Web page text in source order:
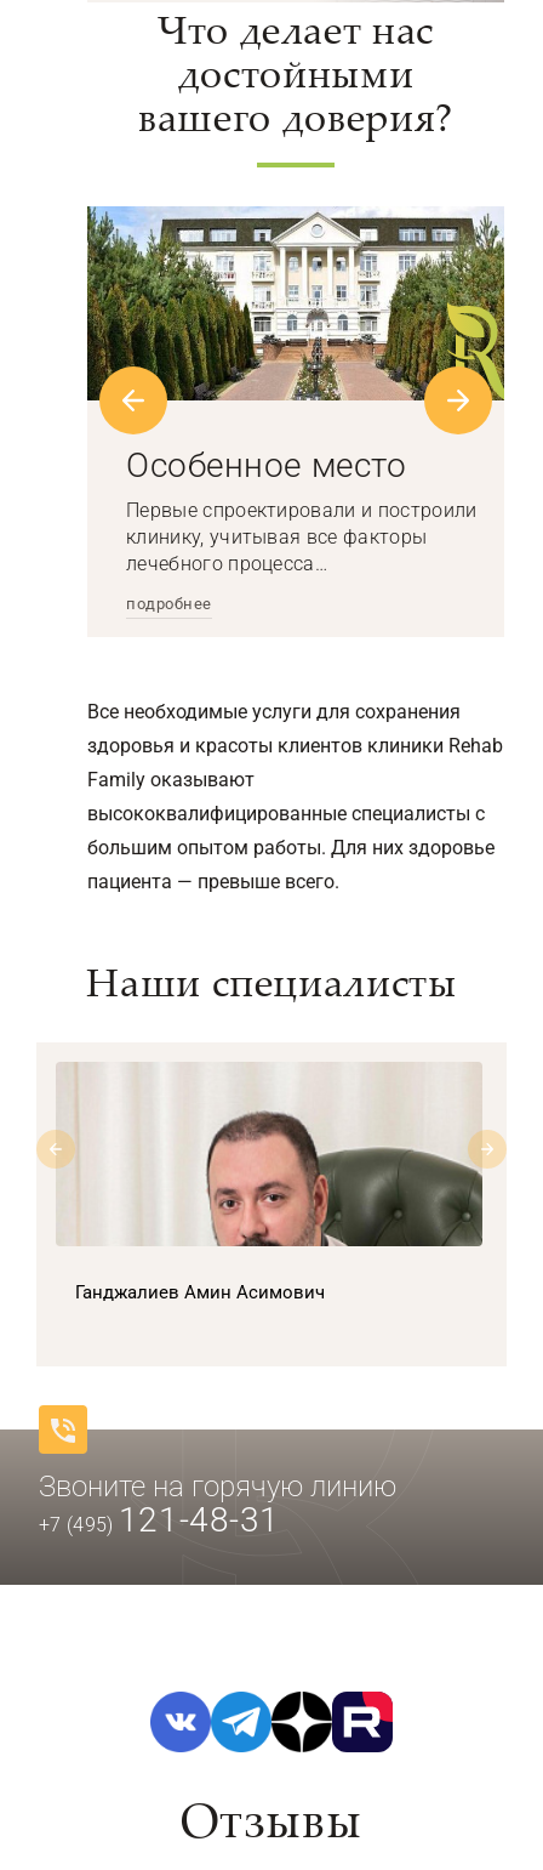
Что делает нас
достойными
вашего доверия?
Особенное место
Первые спроектировали и построили
клинику, учитывая все факторы
лечебного процесса…
подробнее
Все необходимые услуги для сохранения
здоровья и красоты клиентов клиники Rehab
Family оказывают
высококвалифицированные специалисты с
большим опытом работы. Для них здоровье
пациента — превыше всего.
Наши специалисты
Ганджалиев Амин Асимович
Звоните на горячую линию
+7 (495) 121-48-31
Отзывы